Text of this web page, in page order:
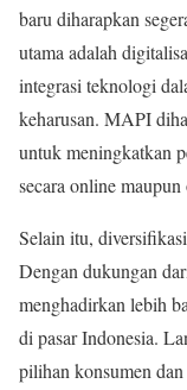
baru diharapkan
utama adalah
integrasi teknologi
keharusan. MAPI
untuk meningkatkan
secara online
Selain itu,
Dengan dukungan
menghadirkan lebih
di pasar Indonesia.
pilihan konsumen